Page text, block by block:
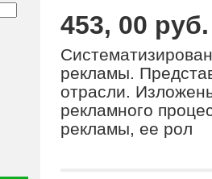
453, 00 руб.
рекламы.
отрасли.
рекламного
рекламы, ее рол